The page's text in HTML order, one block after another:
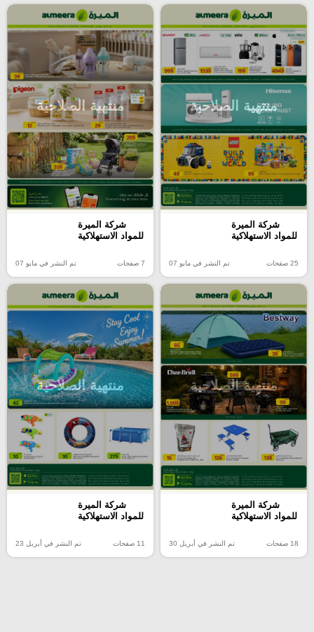
منتهية الصلاحية
شركة الميرة
للمواد الاستهلاكية
25 صفحات تم النشر في مايو 07
منتهية الصلاحية
شركة الميرة
للمواد الاستهلاكية
7 صفحات تم النشر في مايو 07
منتهية الصلاحية
شركة الميرة
للمواد الاستهلاكية
18 صفحات تم النشر في أبريل 30
منتهية الصلاحية
شركة الميرة
للمواد الاستهلاكية
11 صفحات تم النشر في أبريل 23